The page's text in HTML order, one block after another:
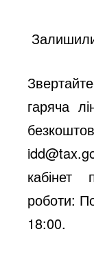
гаряча
кабінет
роботи:
18:00.